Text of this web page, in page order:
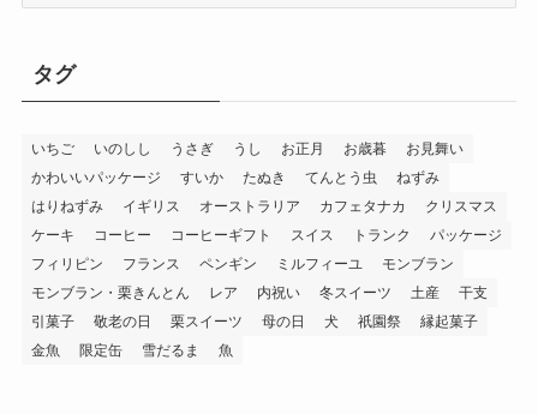
一
タグ
いちご いのしし うさぎ うし お正月 お歳暮
お見舞い
かわいいパッケージ
すいか たぬき てんとう虫
ねずみ
はりねずみ
イギリス オーストラリア カフェタナカ
クリスマス
ケーキ
コーヒー コーヒーギフト スイス トランク
パッケージ
フィリピン
フランス ペンギン ミルフィーユ
モンブラン
モンブラン・栗きんとん
レア 内祝い 冬スイーツ 土産
干支
引菓子
敬老の日 栗スイーツ 母の日 犬 祇園祭
縁起菓子
金魚
限定缶 雪だるま 魚